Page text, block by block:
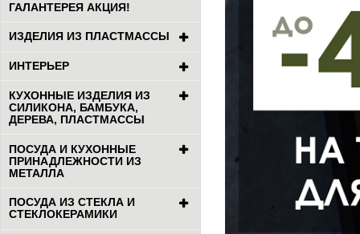
ГАЛАНТЕРЕЯ АКЦИЯ!
ИЗДЕЛИЯ ИЗ ПЛАСТМАССЫ
ИНТЕРЬЕР
КУХОННЫЕ ИЗДЕЛИЯ ИЗ
СИЛИКОНА, БАМБУКА,
ДЕРЕВА, ПЛАСТМАССЫ
ПОСУДА И КУХОННЫЕ
ПРИНАДЛЕЖНОСТИ ИЗ
МЕТАЛЛА
ПОСУДА ИЗ СТЕКЛА И
СТЕКЛОКЕРАМИКИ